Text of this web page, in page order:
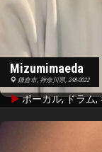
Mizumimaeda
鎌倉市, 神奈川県, 248-0022
ボーカル, ドラム,